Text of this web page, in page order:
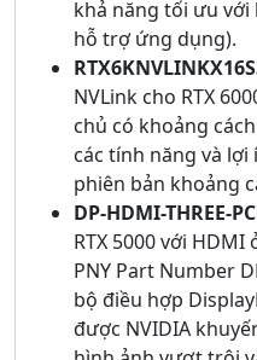
khả năng tối ưu với
hỗ trợ ứng dụng).
NVLink cho RTX
chủ có khoảng
các tính năng và
phiên bản khoảng
DP-HDMI-THREE-
RTX 5000 với
PNY Part Number
bộ điều hợp
được NVIDIA